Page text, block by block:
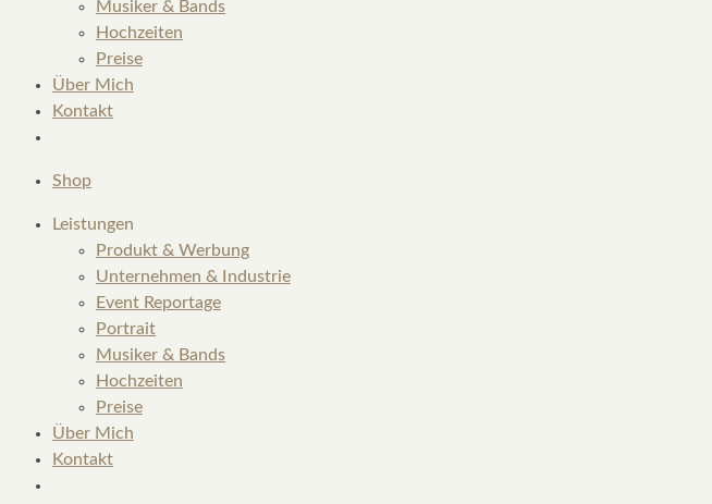
Musiker & Bands
Hochzeiten
Preise
Über Mich
Kontakt
Shop
Leistungen
Produkt & Werbung
Unternehmen & Industrie
Event Reportage
Portrait
Musiker & Bands
Hochzeiten
Preise
Über Mich
Kontakt